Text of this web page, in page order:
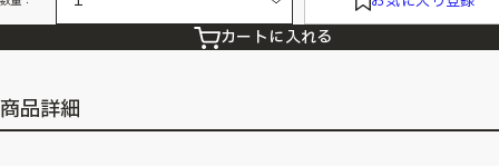
カートに入れる
商品詳細